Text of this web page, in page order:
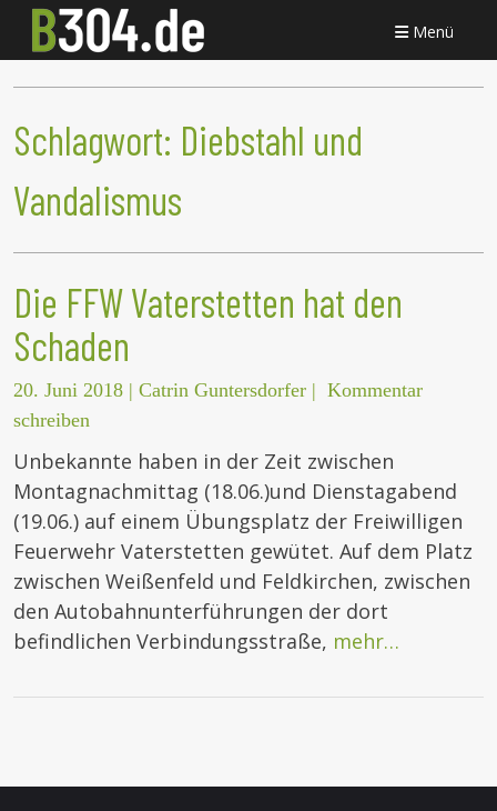
Menü
Schlagwort: Diebstahl und
Vandalismus
Die FFW Vaterstetten hat den
Schaden
20. Juni 2018 | Catrin Guntersdorfer | Kommentar
schreiben
Unbekannte haben in der Zeit zwischen
Montagnachmittag (18.06.)und Dienstagabend
(19.06.) auf einem Übungsplatz der Freiwilligen
Feuerwehr Vaterstetten gewütet. Auf dem Platz
zwischen Weißenfeld und Feldkirchen, zwischen
den Autobahnunterführungen der dort
befindlichen Verbindungsstraße, mehr…